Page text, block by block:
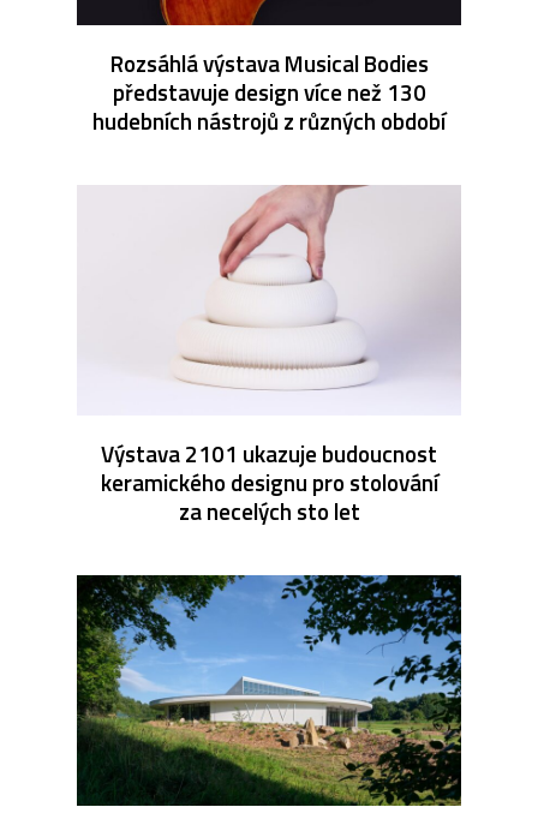
Rozsáhlá výstava Musical Bodies
představuje design více než 130
hudebních nástrojů z různých období
Výstava 2101 ukazuje budoucnost
keramického designu pro stolování
za necelých sto let